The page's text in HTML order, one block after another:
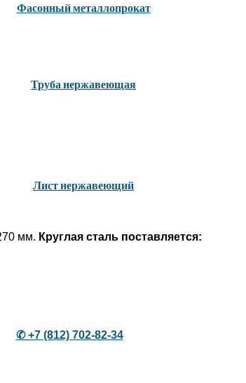
Фасонный металлопрокат
Труба нержавеющая
Лист нержавеющий
✆ +7 (812) 702-82-34
мм. Круглая сталь поставляется: